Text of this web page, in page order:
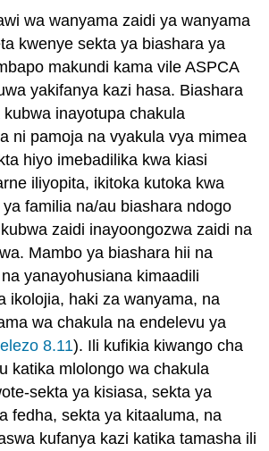
wa wanyama zaidi ya wanyama
kwenye sekta ya biashara ya
makundi kama vile ASPCA
yakifanya kazi hasa. Biashara
inayotupa chakula
ni pamoja na vyakula vya mimea
hiyo imebadilika kwa kiasi
iliyopita, ikitoka kutoka kwa
familia na/au biashara ndogo
zaidi inayoongozwa zaidi na
Mambo ya biashara hii na
yanayohusiana kimaadili
ikolojia, haki za wanyama, na
wa chakula na endelevu ya
8.11). Ili kufikia kiwango cha
katika mlolongo wa chakula
sekta ya kisiasa, sekta ya
fedha, sekta ya kitaaluma, na
kufanya kazi katika tamasha ili